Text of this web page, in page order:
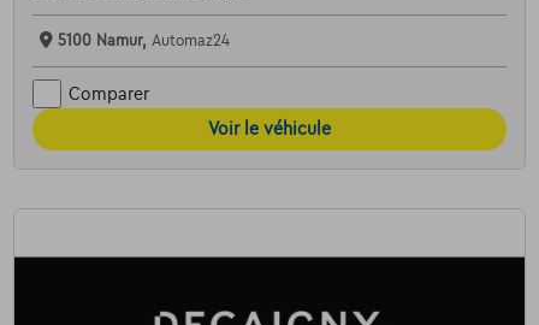
5100 Namur, Automaz24
Comparer
Voir le véhicule